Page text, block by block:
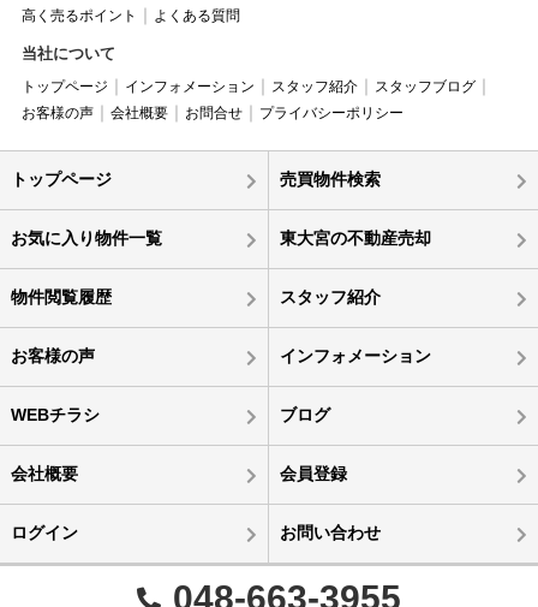
高く売るポイント
よくある質問
当社について
トップページ インフォメーション スタッフ紹介
スタッフブログ
お客様の声
会社概要 お問合せ プライバシーポリシー
トップページ 売買物件検索
お気に入り物件一覧 東大宮の不動産売却
物件閲覧履歴 スタッフ紹介
お客様の声 インフォメーション
WEBチラシ ブログ
会社概要 会員登録
ログイン お問い合わせ
048-663-3955